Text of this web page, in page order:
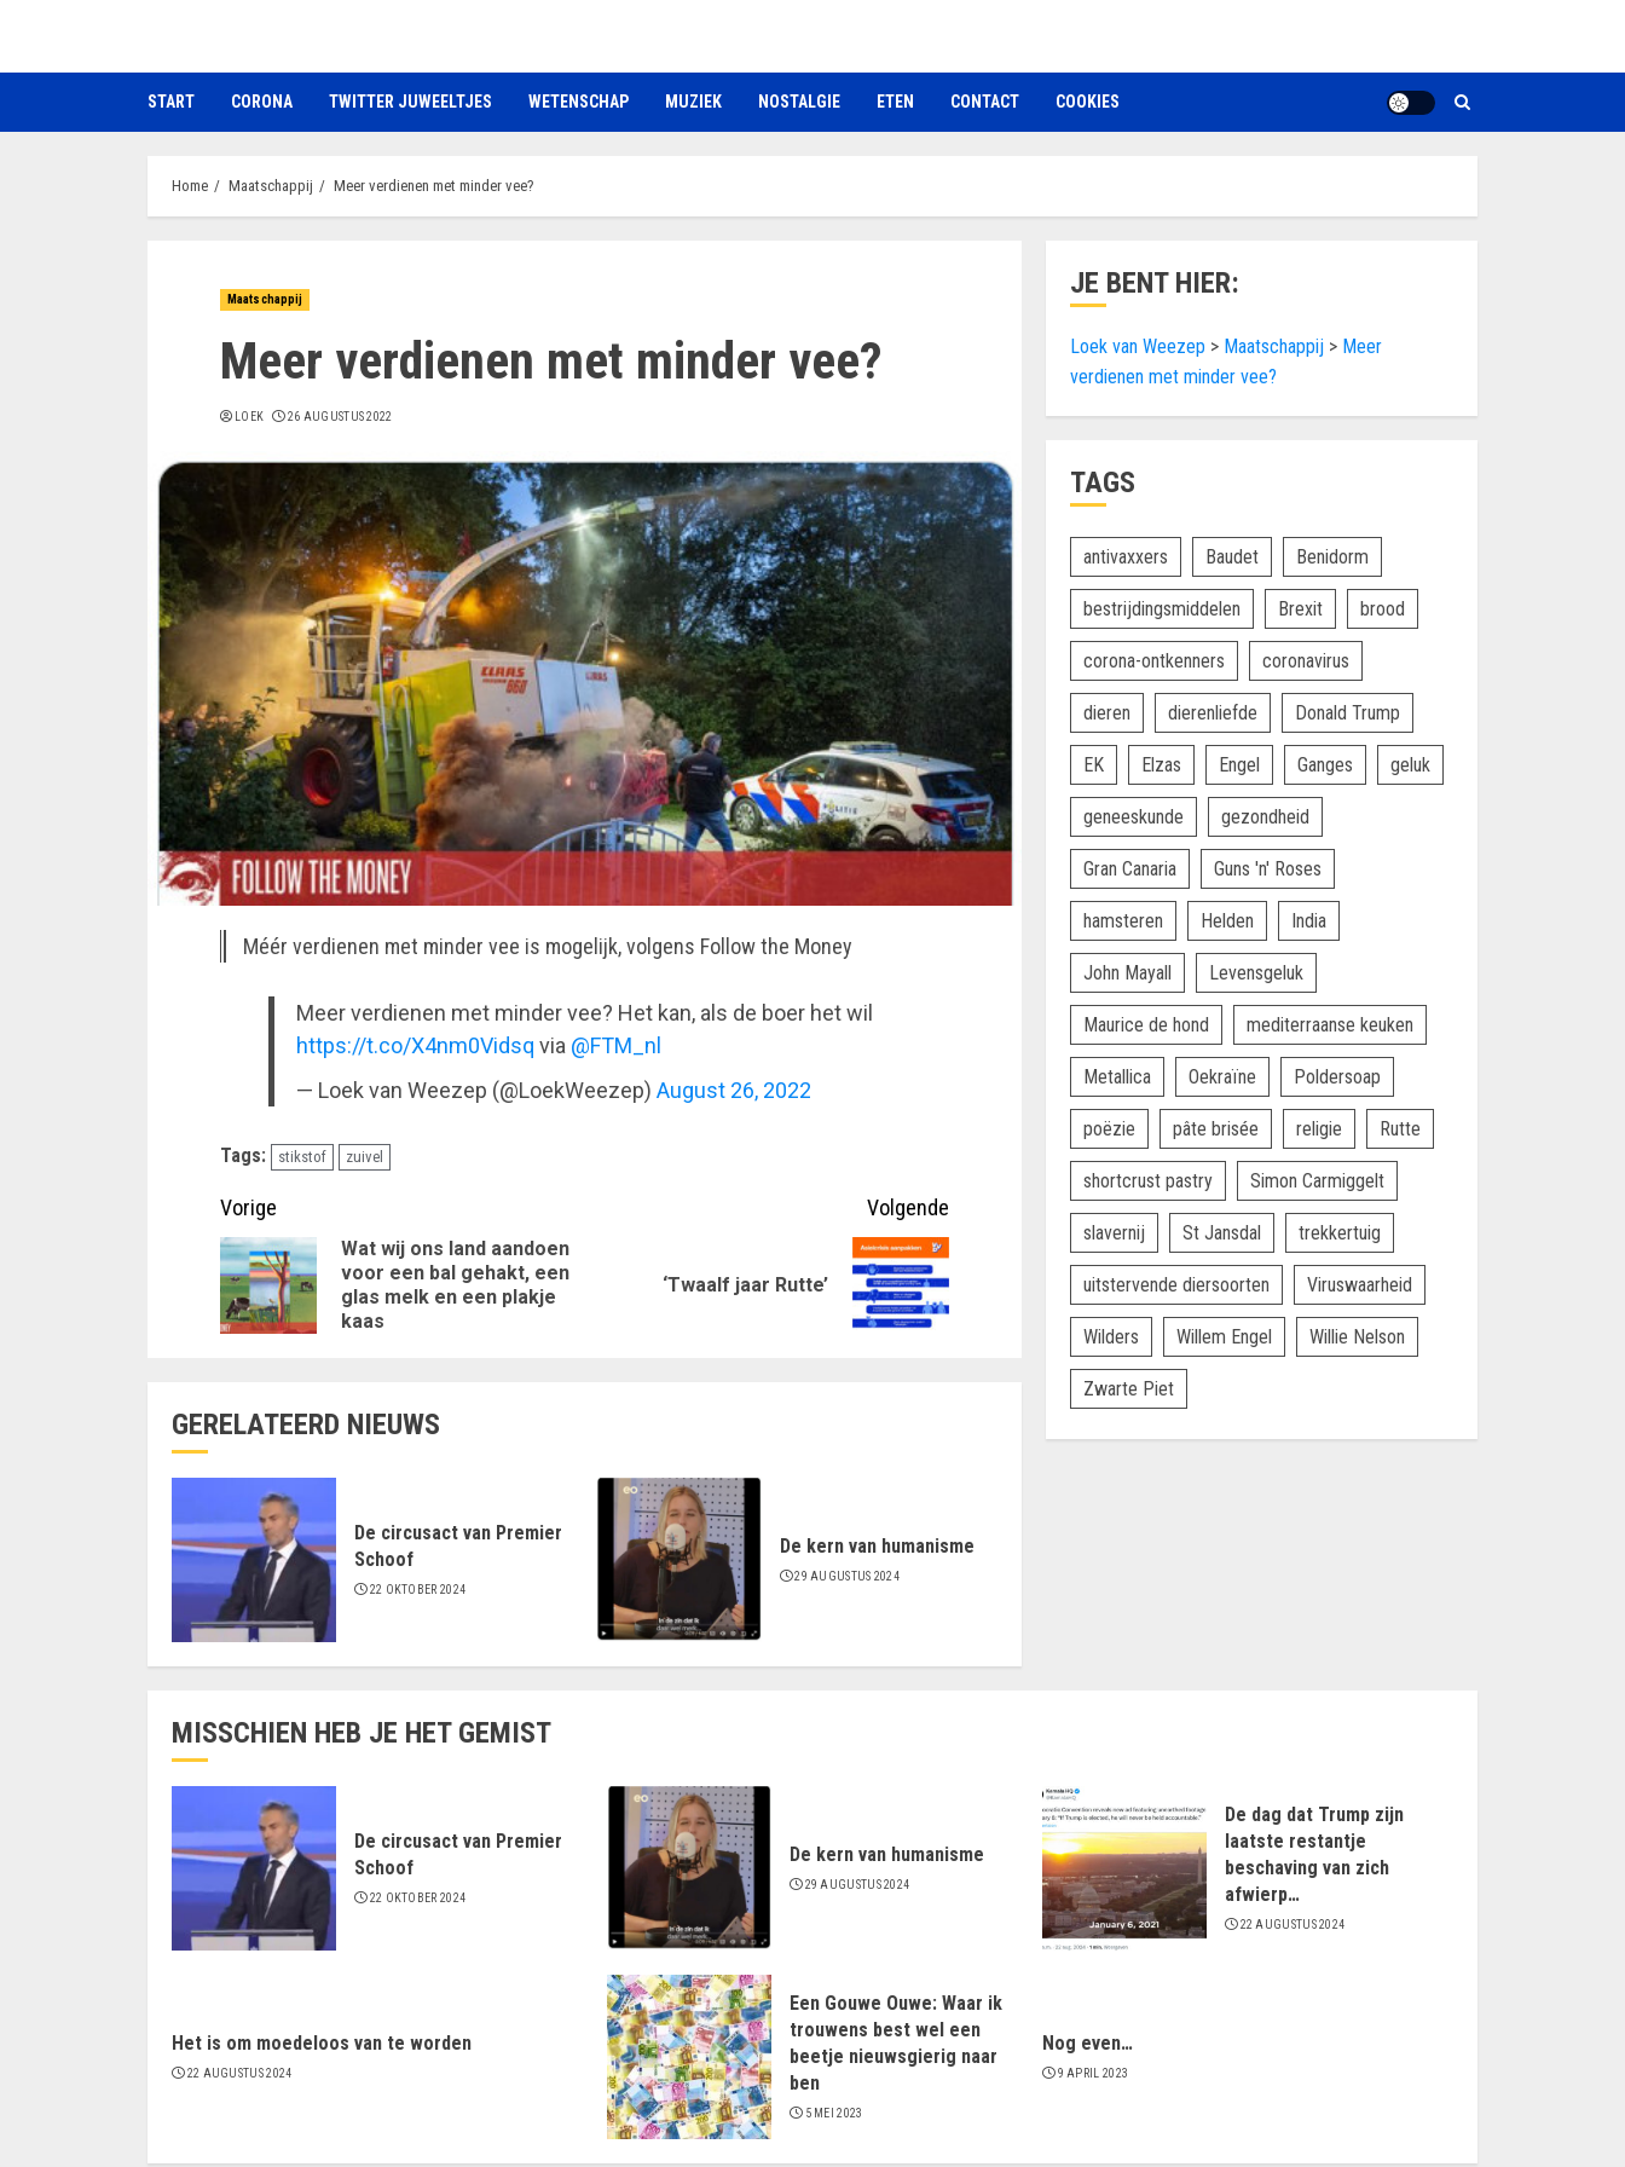
de
START CORONA TWITTER JUWEELTJES WETENSCHAP MUZIEK NOSTALGIE ETEN CONTACT COOKIES
Home Maatschappij Meer verdienen met minder vee?
Maatschappij
Meer verdienen met minder vee?
LOEK 26 AUGUSTUS 2022
Méér verdienen met minder vee is mogelijk, volgens Follow the Money
Meer verdienen met minder vee? Het kan, als de boer het wil
https://t.co/X4nm0Vidsq via @FTM_nl
— Loek van Weezep (@LoekWeezep) August 26, 2022
Tags: stikstof zuivel
Doorgaan
met
lezen
Vorige
Wat wij ons land aandoen
voor een bal gehakt, een
glas melk en een plakje
kaas
Volgende
Volgende‘Twaalf jaar Rutte’
GERELATEERD NIEUWS
De circusact van Premier
Schoof
22 OKTOBER 2024
De kern van humanisme
29 AUGUSTUS 2024
JE BENT HIER:
Loek van Weezep > Maatschappij > Meer
verdienen met minder vee?
TAGS
antivaxxers Baudet Benidorm
bestrijdingsmiddelen Brexit brood
corona-ontkenners coronavirus
dieren dierenliefde Donald Trump
EK Elzas Engel Ganges geluk
geneeskunde gezondheid
Gran Canaria Guns 'n' Roses
hamsteren Helden India
John Mayall Levensgeluk
Maurice de hond mediterraanse keuken
Metallica Oekraïne Poldersoap
poëzie pâte brisée religie Rutte
shortcrust pastry Simon Carmiggelt
slavernij St Jansdal trekkertuig
uitstervende diersoorten Viruswaarheid
Wilders Willem Engel Willie Nelson
Zwarte Piet
MISSCHIEN HEB JE HET GEMIST
De circusact van Premier
Schoof
22 OKTOBER 2024
De kern van humanisme
29 AUGUSTUS 2024
De dag dat Trump zijn
laatste restantje
beschaving van zich
afwierp…
22 AUGUSTUS 2024
Het is om moedeloos van te worden
22 AUGUSTUS 2024
Een Gouwe Ouwe: Waar ik
trouwens best wel een
beetje nieuwsgierig naar
ben
5 MEI 2023
Nog even…
9 APRIL 2023